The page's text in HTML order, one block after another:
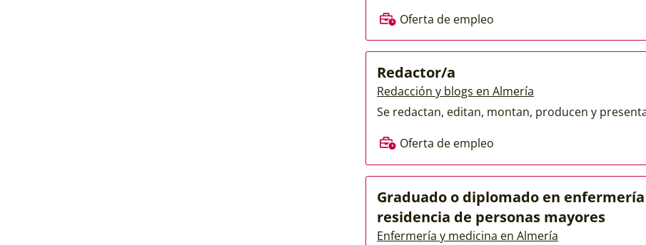
Oferta de empleo
Redactor/a
Redacción y blogs en Almería
Se redactan, editan, montan, producen y
Oferta de empleo
Graduado o diplomado en
residencia de personas mayores
Enfermería y medicina en Almería